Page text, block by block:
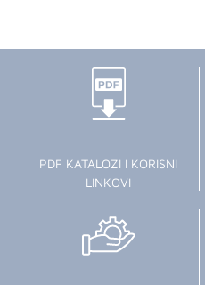
PDF KATALOZI I KORISNI
LINKOVI